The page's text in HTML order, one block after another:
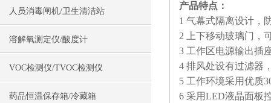
人员消毒闸机/卫生清洁站
溶解氧测定仪/酸度计
VOC检测仪/TVOC检测仪
药品恒温保存箱/冷藏箱
产品特点：
1 气幕式隔离设计，
2 上下移动玻璃门，
3 工作区电源输出插
4 排风处设有过滤器
5 工作环境采用优质
6 采用LED液晶面板